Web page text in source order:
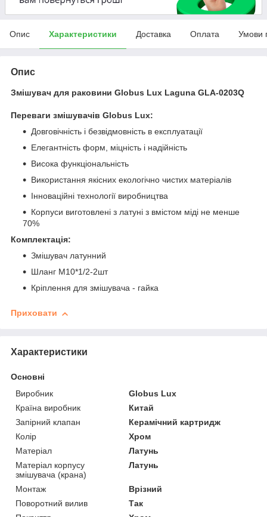
Опис Характеристики Доставка Оплата Умови
Опис
Змішувач для раковини Globus Lux Laguna GLA-0203Q
Переваги змішувачів Globus Lux:
Довговічність і безвідмовність в експлуатації
Елегантність форм, міцність і надійність
Висока функціональність
Використання якісних екологічно чистих матеріалів
Інноваційні технології виробництва
Корпуси виготовлені з латуні з вмістом міді не менше
70%
Комплектація:
Змішувач латунний
Шланг М10*1/2-2шт
Кріплення для змішувача - гайка
Приховати
Характеристики
Основні
Виробник
Globus Lux
Країна виробник
Китай
Запірний клапан
Керамічний картридж
Колір
Хром
Матеріал
Латунь
Матеріал корпусу
змішувача (крана)
Латунь
Монтаж
Врізний
Поворотний вилив
Так